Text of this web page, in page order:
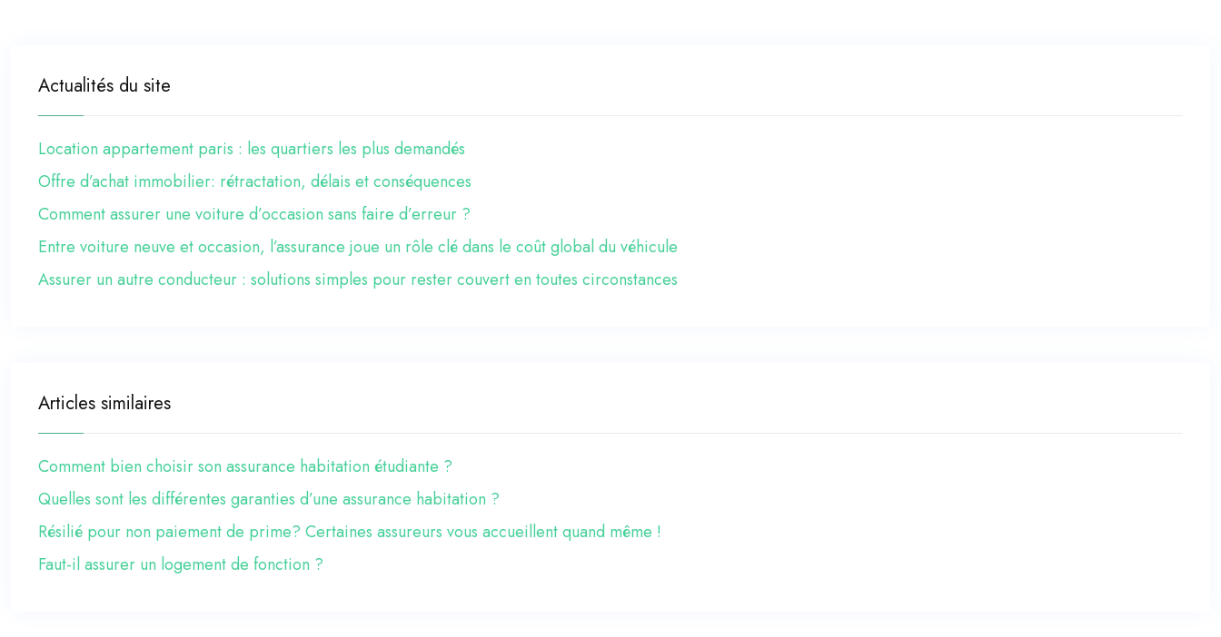
Actualités du site
Location appartement paris : les quartiers les plus demandés
Offre d’achat immobilier: rétractation, délais et conséquences
Comment assurer une voiture d’occasion sans faire d’erreur ?
Entre voiture neuve et occasion, l’assurance joue un rôle clé dans le coût global du véhicule
Assurer un autre conducteur : solutions simples pour rester couvert en toutes circonstances
Articles similaires
Comment bien choisir son assurance habitation étudiante ?
Quelles sont les différentes garanties d’une assurance habitation ?
Résilié pour non paiement de prime? Certaines assureurs vous accueillent quand même !
Faut-il assurer un logement de fonction ?